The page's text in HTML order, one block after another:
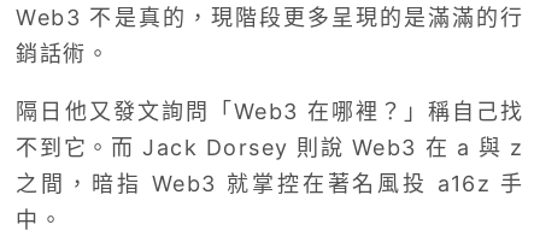
Web3 不是真的，現階段更多呈現的是滿滿的行
銷話術。
隔日他又發文詢問「Web3 在哪裡？」稱自己找
不到它。而 Jack Dorsey 則說 Web3 在 a 與 z
之間，暗指 Web3 就掌控在著名風投 a16z 手
中。